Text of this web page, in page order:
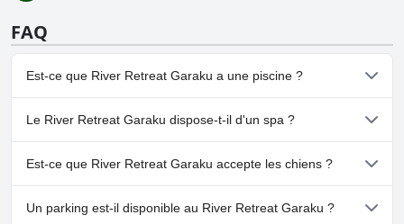
FAQ
Est-ce que River Retreat Garaku a une piscine ?
Non, River Retreat Garaku n'a pas de piscine.
Le River Retreat Garaku dispose-t-il d'un spa ?
Oui, un spa est disponible à River Retreat Garaku.
Est-ce que River Retreat Garaku accepte les chiens ?
Non, River Retreat Garaku n'accepte pas les chiens.
Un parking est-il disponible au River Retreat Garaku ?